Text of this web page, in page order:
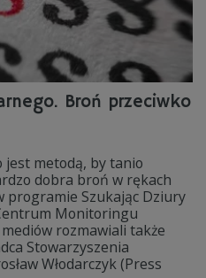
Broń przeciwko
jest metodą, by tanio
dobra broń w rękach
programie Szukając Dziury
Monitoringu
rozmawiali także
Stowarzyszenia
Włodarczyk (Press